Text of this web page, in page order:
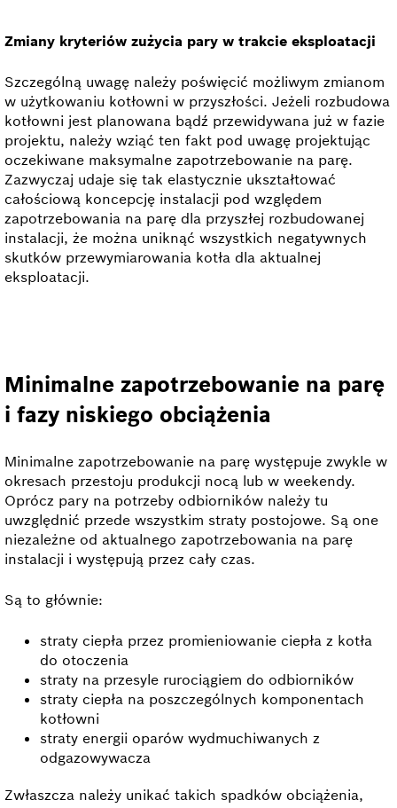
Zmiany kryteriów zużycia pary w trakcie eksploatacji
Szczególną uwagę należy poświęcić możliwym zmianom
w użytkowaniu kotłowni w przyszłości. Jeżeli rozbudowa
kotłowni jest planowana bądź przewidywana już w fazie
projektu, należy wziąć ten fakt pod uwagę projektując
oczekiwane maksymalne zapotrzebowanie na parę.
Zazwyczaj udaje się tak elastycznie ukształtować
całościową koncepcję instalacji pod względem
zapotrzebowania na parę dla przyszłej rozbudowanej
instalacji, że można uniknąć wszystkich negatywnych
skutków przewymiarowania kotła dla aktualnej
eksploatacji.
Minimalne zapotrzebowanie na parę
i fazy niskiego obciążenia
Minimalne zapotrzebowanie na parę występuje zwykle w
okresach przestoju produkcji nocą lub w weekendy.
Oprócz pary na potrzeby odbiorników należy tu
uwzględnić przede wszystkim straty postojowe. Są one
niezależne od aktualnego zapotrzebowania na parę
instalacji i występują przez cały czas.
Są to głównie:
straty ciepła przez promieniowanie ciepła z kotła
do otoczenia
straty na przesyle rurociągiem do odbiorników
straty ciepła na poszczególnych komponentach
kotłowni
straty energii oparów wydmuchiwanych z
odgazowywacza
Zwłaszcza należy unikać takich spadków obciążenia,